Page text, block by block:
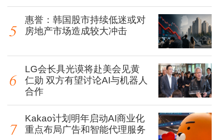
惠誉：韩国股市持续低迷或对
房地产市场造成较大冲击
LG会长具光谟将赴美会见黄
仁勋 双方有望讨论AI与机器人
合作
Kakao计划明年启动AI商业化
重点布局广告和智能代理服务